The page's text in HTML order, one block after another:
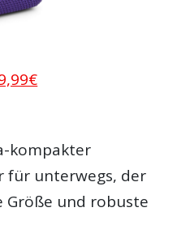
kompakter
für unterwegs, der
Größe und robuste